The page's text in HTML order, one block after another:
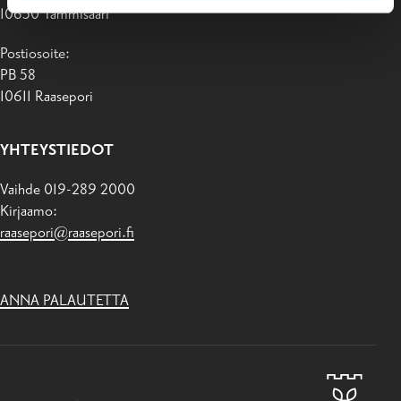
10650 Tammisaari
Postiosoite:
PB 58
10611 Raasepori
YHTEYSTIEDOT
Vaihde 019-289 2000
Kirjaamo:
raasepori@raasepori.fi
ANNA PALAUTETTA